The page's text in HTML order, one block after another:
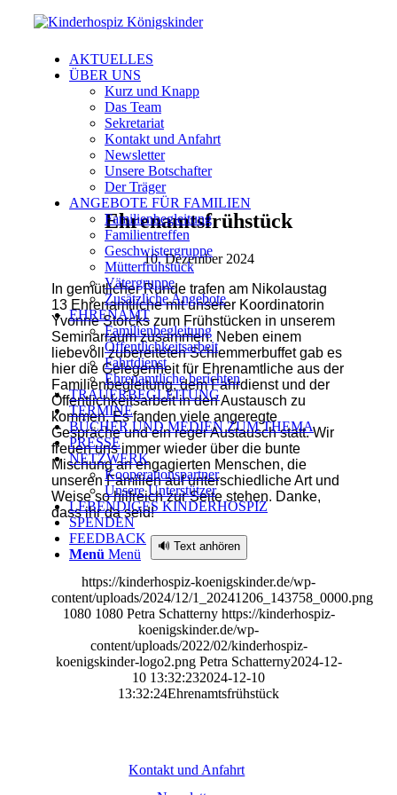
AKTUELLES
ÜBER UNS
Kurz und Knapp
Das Team
Sekretariat
Kontakt und Anfahrt
Newsletter
Unsere Botschafter
Der Träger
ANGEBOTE FÜR FAMILIEN
Familienbegleitung
Familientreffen
Geschwistergruppe
Mütterfrühstück
Vätergruppe
Zusätzliche Angebote
EHRENAMT
Familienbegleitung
Öffentlichkeitsarbeit
Fahrtdienst
Ehrenamtliche berichten
TRAUERBEGLEITUNG
TERMINE
BÜCHER UND MEDIEN ZUM THEMA
PRESSE
NETZWERK
Kooperationspartner
Unsere Unterstützer
LEBENDIGES KINDERHOSPIZ
SPENDEN
FEEDBACK
Menü Menü
Ehrenamtsfrühstück
10. Dezember 2024
In gemütlicher Runde trafen am Nikolaustag
13 Ehrenamtliche mit unserer Koordinatorin
Yvonne Storcks zum Frühstücken in unserem
Seminarraum zusammen. Neben einem
liebevoll zubereiteten Schlemmerbuffet gab es
hier die Gelegenheit für Ehrenamtliche aus der
Familienbegleitung, dem Fahrdienst und der
Öffentlichkeitsarbeit in den Austausch zu
kommen. Es fanden viele angeregte
Gespräche und ein reger Austausch statt. Wir
freuen uns immer wieder über die bunte
Mischung an engagierten Menschen, die
unseren Familien auf unterschiedliche Art und
Weise so hilfreich zur Seite stehen. Danke,
dass ihr da seid!
🔊 Text anhören
https://kinderhospiz-koenigskinder.de/wp-
content/uploads/2024/12/1_20241206_143758_0000.png
1080 1080 Petra Schatterny https://kinderhospiz-
koenigskinder.de/wp-
content/uploads/2022/02/kinderhospiz-
koenigskinder-logo2.png Petra Schatterny2024-12-
10 13:32:232024-12-10
13:32:24Ehrenamtsfrühstück
Kontakt und Anfahrt